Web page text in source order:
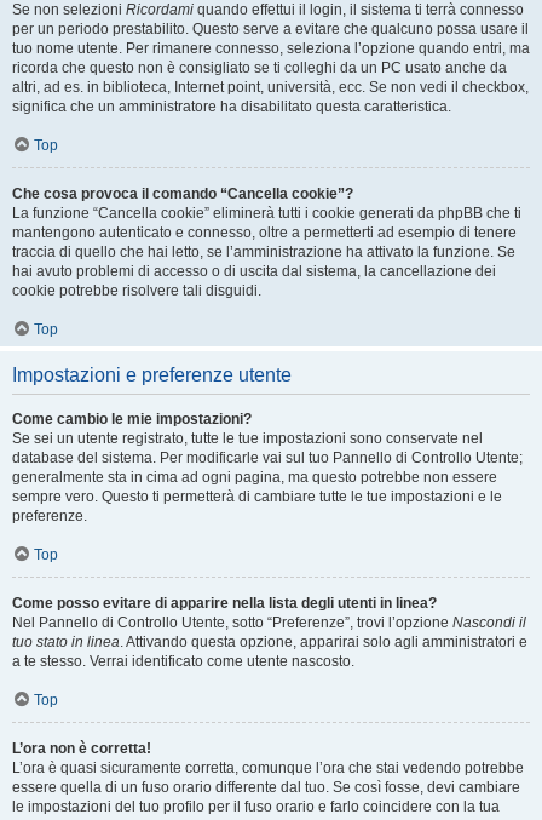
Se non selezioni Ricordami quando effettui il login, il sistema ti terrà connesso
per un periodo prestabilito. Questo serve a evitare che qualcuno possa usare il
tuo nome utente. Per rimanere connesso, seleziona l’opzione quando entri, ma
ricorda che questo non è consigliato se ti colleghi da un PC usato anche da
altri, ad es. in biblioteca, Internet point, università, ecc. Se non vedi il checkbox,
significa che un amministratore ha disabilitato questa caratteristica.
Top
Che cosa provoca il comando “Cancella cookie”?
La funzione “Cancella cookie” eliminerà tutti i cookie generati da phpBB che ti
mantengono autenticato e connesso, oltre a permetterti ad esempio di tenere
traccia di quello che hai letto, se l’amministrazione ha attivato la funzione. Se
hai avuto problemi di accesso o di uscita dal sistema, la cancellazione dei
cookie potrebbe risolvere tali disguidi.
Top
Impostazioni e preferenze utente
Come cambio le mie impostazioni?
Se sei un utente registrato, tutte le tue impostazioni sono conservate nel
database del sistema. Per modificarle vai sul tuo Pannello di Controllo Utente;
generalmente sta in cima ad ogni pagina, ma questo potrebbe non essere
sempre vero. Questo ti permetterà di cambiare tutte le tue impostazioni e le
preferenze.
Top
Come posso evitare di apparire nella lista degli utenti in linea?
Nel Pannello di Controllo Utente, sotto “Preferenze”, trovi l’opzione Nascondi il
tuo stato in linea. Attivando questa opzione, apparirai solo agli amministratori e
a te stesso. Verrai identificato come utente nascosto.
Top
L’ora non è corretta!
L’ora è quasi sicuramente corretta, comunque l’ora che stai vedendo potrebbe
essere quella di un fuso orario differente dal tuo. Se così fosse, devi cambiare
le impostazioni del tuo profilo per il fuso orario e farlo coincidere con la tua